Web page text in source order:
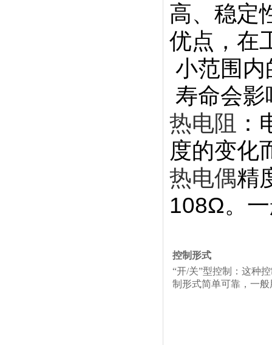
高、稳定
优点，在
小范围
寿命会影
热电阻 ：
度的变化
热电偶精
108Ω。
控制形式
“开/关”型控制： 这种
制形式简单可靠，一